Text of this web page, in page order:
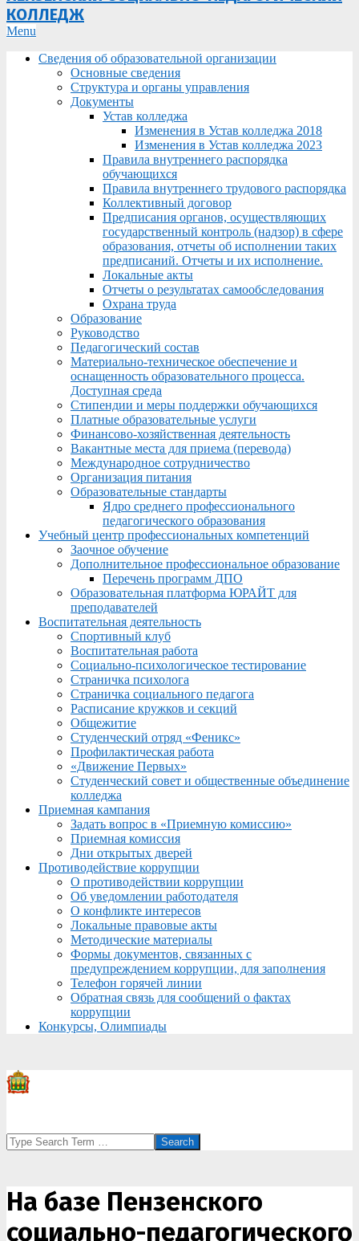
КОЛЛЕДЖ
Primary
Menu
Menu
Сведения об образовательной организации
Основные сведения
Структура и органы управления
Документы
Устав колледжа
Изменения в Устав колледжа 2018
Изменения в Устав колледжа 2023
Правила внутреннего распорядка
обучающихся
Правила внутреннего трудового распорядка
Коллективный договор
Предписания органов, осуществляющих
государственный контроль (надзор) в сфере
образования, отчеты об исполнении таких
предписаний. Отчеты и их исполнение.
Локальные акты
Отчеты о результатах самообследования
Охрана труда
Образование
Руководство
Педагогический состав
Материально-техническое обеспечение и
оснащенность образовательного процесса.
Доступная среда
Стипендии и меры поддержки обучающихся
Платные образовательные услуги
Финансово-хозяйственная деятельность
Вакантные места для приема (перевода)
Международное сотрудничество
Организация питания
Образовательные стандарты
Ядро среднего профессионального
педагогического образования
Учебный центр профессиональных компетенций
Заочное обучение
Дополнительное профессиональное образование
Перечень программ ДПО
Образовательная платформа ЮРАЙТ для
преподавателей
Воспитательная деятельность
Спортивный клуб
Воспитательная работа
Социально-психологическое тестирование
Страничка психолога
Страничка социального педагога
Расписание кружков и секций
Общежитие
Студенческий отряд «Феникс»
Профилактическая работа
«Движение Первых»
Студенческий совет и общественные объединение
колледжа
Приемная кампания
Задать вопрос в «Приемную комиссию»
Приемная комиссия
Дни открытых дверей
Противодействие коррупции
О противодействии коррупции
Об уведомлении работодателя
О конфликте интересов
Локальные правовые акты
Методические материалы
Формы документов, связанных с
предупреждением коррупции, для заполнения
Телефон горячей линии
Обратная связь для сообщений о фактах
коррупции
Конкурсы, Олимпиады
Search
На базе Пензенского
социально-педагогического